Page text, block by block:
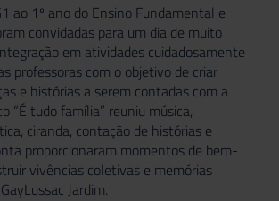
ao 1º ano do Ensino Fundamental e
convidadas para um dia de muito
em atividades cuidadosamente
professoras com o objetivo de criar
e histórias a serem contadas com a
“É tudo família” reuniu música,
ciranda, contação de histórias e
proporcionaram momentos de bem-
vivências coletivas e memórias
Jardim.